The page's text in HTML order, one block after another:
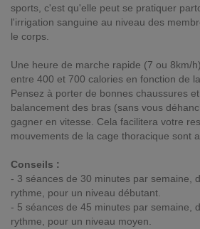
sports, c'est qu'elle peut se pratiquer
l'irrigation sanguine au niveau des
le corps.
Une heure de marche rapide (7 ou 8km/
entre 400 et 700 calories en fonction de
Pensez à porter de bonnes chaussures
balancement des bras (sans vous
gagner en vitesse. Cela facilitera votre
mouvements de la cage thoracique sont
Conseils :
- 3 séances de 30 minutes par semaine,
rythme, pour un niveau débutant.
- 5 séances de 45 minutes par semaine,
rythme, pour un niveau moyen.